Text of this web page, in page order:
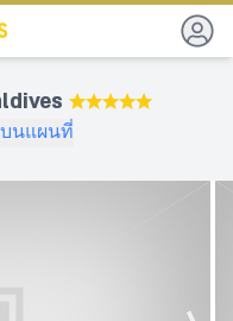
★★★★★
นแผนที่